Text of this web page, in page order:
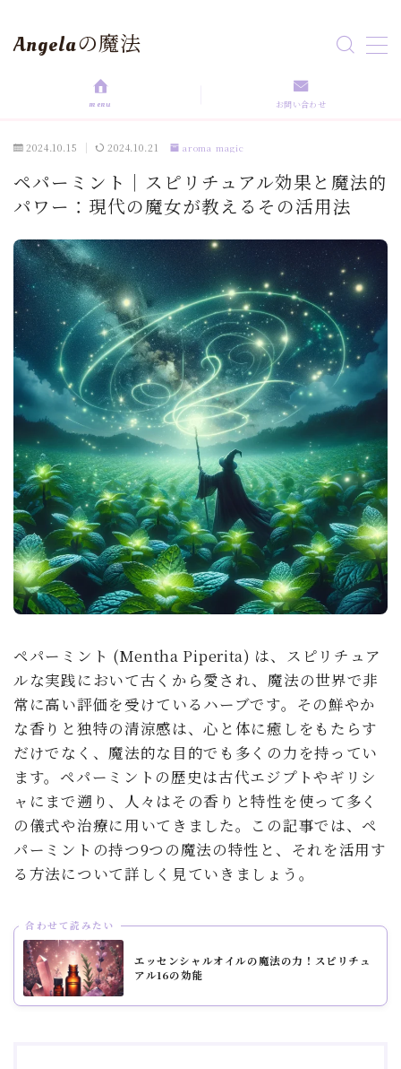
Angelaの魔法
aroma magic
love magic
Rituals
self love
soulmate
menu お問い合わせ
2024.10.15 2024.10.21 aroma magic
ペパーミント｜スピリチュアル効果と魔法的
パワー：現代の魔女が教えるその活用法
ペパーミント (Mentha Piperita) は、スピリチュア
ルな実践において古くから愛され、魔法の世界で非
常に高い評価を受けているハーブです。その鮮やか
な香りと独特の清涼感は、心と体に癒しをもたらす
だけでなく、魔法的な目的でも多くの力を持ってい
ます。ペパーミントの歴史は古代エジプトやギリシ
ャにまで遡り、人々はその香りと特性を使って多く
の儀式や治療に用いてきました。この記事では、ペ
パーミントの持つ9つの魔法の特性と、それを活用す
る方法について詳しく見ていきましょう。
合わせて読みたい
エッセンシャルオイルの魔法の力！スピリチュ
アル16の効能